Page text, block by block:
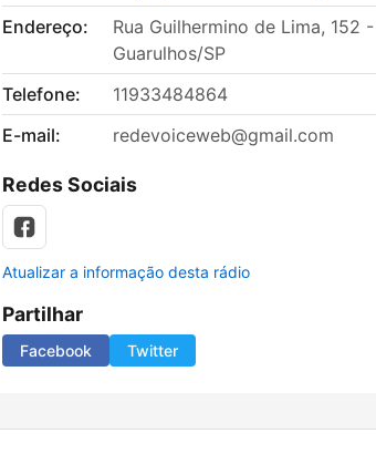
Endereço:
Rua Guilhermino de Lima, 152
Guarulhos/SP
Telefone:
11933484864
E-mail:
redevoiceweb@gmail.com
Redes Sociais
Atualizar a informação desta rádio
Partilhar
Facebook Twitter